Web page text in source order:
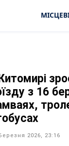
з 16
2026, 23:16